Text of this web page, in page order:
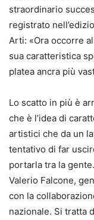
straordinario
registrato
Arti: «Ora occorre
sua caratteristica
platea ancra più
Lo scatto in più è
che è l’idea di
artistici che da un
tentativo di far
portarla tra la
Valerio Falcone,
con la
nazionale. Si tratta